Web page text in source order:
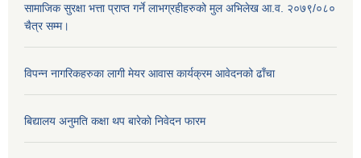
सामाजिक सुरक्षा भत्ता प्राप्त गर्ने लाभग्रहीहरुको मुल अभिलेख आ.व. २०७९/०८०
चैत्र सम्म।
विपन्न नागरिकहरुका लागी मेयर आवास कार्यक्रम आवेदनको ढाँचा
बिद्यालय अनुमति कक्षा थप बारेकाे निवेदन फारम